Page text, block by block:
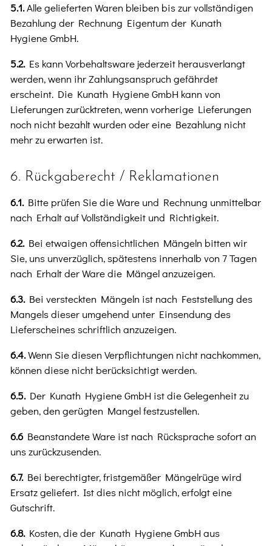
5.1.Alle gelieferten Waren bleiben bis zur vollständigen
Bezahlung der Rechnung Eigentum der Kunath
Hygiene GmbH.
5.2.Es kann Vorbehaltsware jederzeit herausverlangt
werden, wenn ihr Zahlungsanspruch gefährdet
erscheint. Die Kunath Hygiene GmbH kann von
Lieferungen zurücktreten, wenn vorherige Lieferungen
noch nicht bezahlt wurden oder eine Bezahlung nicht
mehr zu erwarten ist.
6. Rückgaberecht / Reklamationen
6.1.Bitte prüfen Sie die Ware und Rechnung unmittelbar
nach Erhalt auf Vollständigkeit und Richtigkeit.
6.2.Bei etwaigen offensichtlichen Mängeln bitten wir
Sie, uns unverzüglich, spätestens innerhalb von 7 Tagen
nach Erhalt der Ware die Mängel anzuzeigen.
6.3.Bei versteckten Mängeln ist nach Feststellung des
Mangels dieser umgehend unter Einsendung des
Lieferscheines schriftlich anzuzeigen.
6.4.Wenn Sie diesen Verpflichtungen nicht nachkommen,
können diese nicht berücksichtigt werden.
6.5.Der Kunath Hygiene GmbH ist die Gelegenheit zu
geben, den gerügten Mangel festzustellen.
6.6 Beanstandete Ware ist nach Rücksprache sofort an
uns zurückzusenden.
6.7.Bei berechtigter, fristgemäßer Mängelrüge wird
Ersatz geliefert. Ist dies nicht möglich, erfolgt eine
Gutschrift.
6.8.Kosten, die der Kunath Hygiene GmbH aus